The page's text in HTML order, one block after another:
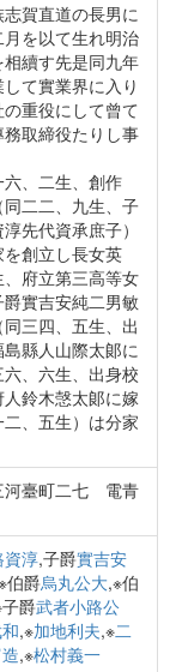
賀直道の長男に
月を以て生れ明治
續す先是同九年
て實業界に入り
重役にして曾て
取締役たりし事
、二生、創作
二二、九生、子
先代資承庶子）
創立し長女英
、府立第三高等女
實吉安純二男敏
三四、五生、出
縣人山際太郞に
、六生、出身校
鈴木愨太郞に嫁
、五生）は分家
河臺町二七 電青
資淳,子爵實吉安
伯爵烏丸公大,※伯
爵武者小路公
,※加地利夫,※二
,※松村義一